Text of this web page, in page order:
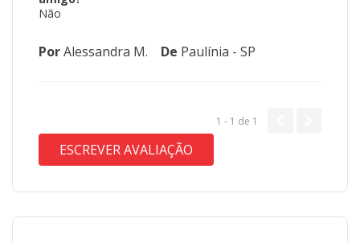
Não
PorAlessandra M. De Paulínia - SP
1 - 1 de 1
ESCREVER AVALIAÇÃO